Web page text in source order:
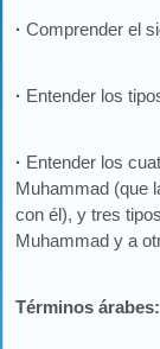
· Comprender el
· Entender los
· Entender los
Muhammad (que
con él), y tres
Muhammad y a
Términos árabes: